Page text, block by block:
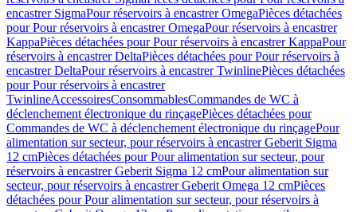
encastrer SigmaPour réservoirs à encastrer OmegaPièces détachées
pour Pour réservoirs à encastrer OmegaPour réservoirs à encastrer
KappaPièces détachées pour Pour réservoirs à encastrer KappaPour
réservoirs à encastrer DeltaPièces détachées pour Pour réservoirs à
encastrer DeltaPour réservoirs à encastrer TwinlinePièces détachées
pour Pour réservoirs à encastrer
TwinlineAccessoiresConsommablesCommandes de WC à
déclenchement électronique du rinçagePièces détachées pour
Commandes de WC à déclenchement électronique du rinçagePour
alimentation sur secteur, pour réservoirs à encastrer Geberit Sigma
12 cmPièces détachées pour Pour alimentation sur secteur, pour
réservoirs à encastrer Geberit Sigma 12 cmPour alimentation sur
secteur, pour réservoirs à encastrer Geberit Omega 12 cmPièces
détachées pour Pour alimentation sur secteur, pour réservoirs à